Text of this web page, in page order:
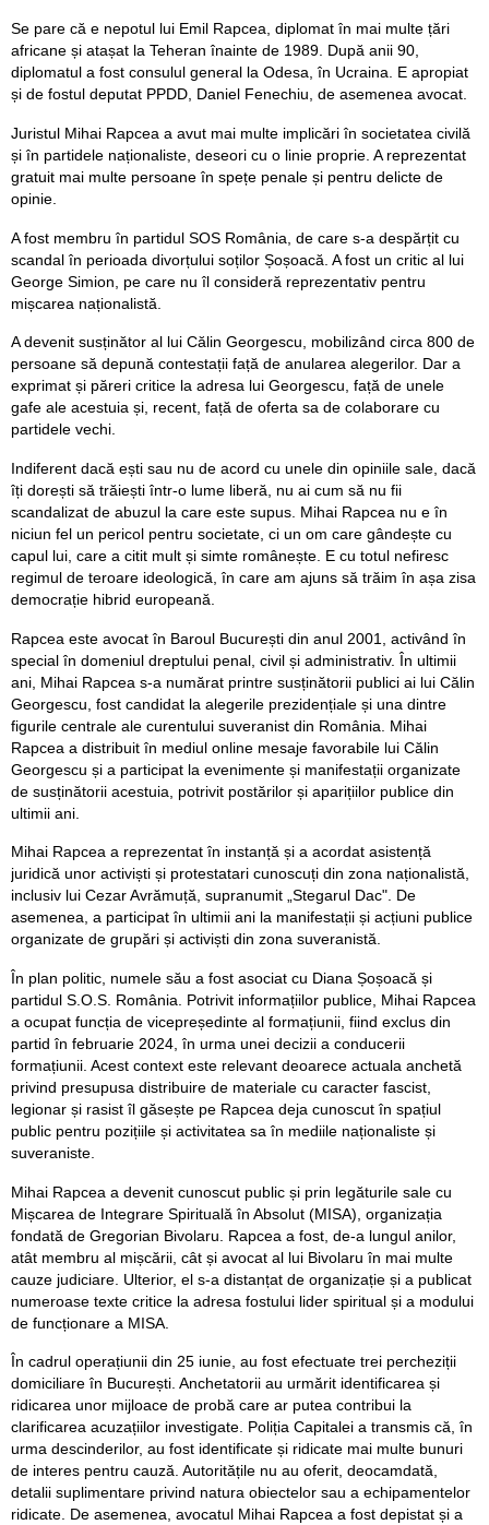
Se pare că e nepotul lui Emil Rapcea, diplomat în mai multe țări
africane și atașat la Teheran înainte de 1989. După anii 90,
diplomatul a fost consulul general la Odesa, în Ucraina. E apropiat
și de fostul deputat PPDD, Daniel Fenechiu, de asemenea avocat.
Juristul Mihai Rapcea a avut mai multe implicări în societatea civilă
și în partidele naționaliste, deseori cu o linie proprie. A reprezentat
gratuit mai multe persoane în spețe penale și pentru delicte de
opinie.
A fost membru în partidul SOS România, de care s-a despărțit cu
scandal în perioada divorțului soților Șoșoacă. A fost un critic al lui
George Simion, pe care nu îl consideră reprezentativ pentru
mișcarea naționalistă.
A devenit susținător al lui Călin Georgescu, mobilizând circa 800 de
persoane să depună contestații față de anularea alegerilor. Dar a
exprimat și păreri critice la adresa lui Georgescu, față de unele
gafe ale acestuia și, recent, față de oferta sa de colaborare cu
partidele vechi.
Indiferent dacă ești sau nu de acord cu unele din opiniile sale, dacă
îți dorești să trăiești într-o lume liberă, nu ai cum să nu fii
scandalizat de abuzul la care este supus. Mihai Rapcea nu e în
niciun fel un pericol pentru societate, ci un om care gândește cu
capul lui, care a citit mult și simte românește. E cu totul nefiresc
regimul de teroare ideologică, în care am ajuns să trăim în așa zisa
democrație hibrid europeană.
Rapcea este avocat în Baroul București din anul 2001, activând în
special în domeniul dreptului penal, civil și administrativ. În ultimii
ani, Mihai Rapcea s-a numărat printre susținătorii publici ai lui Călin
Georgescu, fost candidat la alegerile prezidențiale și una dintre
figurile centrale ale curentului suveranist din România. Mihai
Rapcea a distribuit în mediul online mesaje favorabile lui Călin
Georgescu și a participat la evenimente și manifestații organizate
de susținătorii acestuia, potrivit postărilor și aparițiilor publice din
ultimii ani.
Mihai Rapcea a reprezentat în instanță și a acordat asistență
juridică unor activiști și protestatari cunoscuți din zona naționalistă,
inclusiv lui Cezar Avrămuță, supranumit „Stegarul Dac". De
asemenea, a participat în ultimii ani la manifestații și acțiuni publice
organizate de grupări și activiști din zona suveranistă.
În plan politic, numele său a fost asociat cu Diana Șoșoacă și
partidul S.O.S. România. Potrivit informațiilor publice, Mihai Rapcea
a ocupat funcția de vicepreședinte al formațiunii, fiind exclus din
partid în februarie 2024, în urma unei decizii a conducerii
formațiunii. Acest context este relevant deoarece actuala anchetă
privind presupusa distribuire de materiale cu caracter fascist,
legionar și rasist îl găsește pe Rapcea deja cunoscut în spațiul
public pentru pozițiile și activitatea sa în mediile naționaliste și
suveraniste.
Mihai Rapcea a devenit cunoscut public și prin legăturile sale cu
Mișcarea de Integrare Spirituală în Absolut (MISA), organizația
fondată de Gregorian Bivolaru. Rapcea a fost, de-a lungul anilor,
atât membru al mișcării, cât și avocat al lui Bivolaru în mai multe
cauze judiciare. Ulterior, el s-a distanțat de organizație și a publicat
numeroase texte critice la adresa fostului lider spiritual și a modului
de funcționare a MISA.
În cadrul operațiunii din 25 iunie, au fost efectuate trei percheziții
domiciliare în București. Anchetatorii au urmărit identificarea și
ridicarea unor mijloace de probă care ar putea contribui la
clarificarea acuzațiilor investigate. Poliția Capitalei a transmis că, în
urma descinderilor, au fost identificate și ridicate mai multe bunuri
de interes pentru cauză. Autoritățile nu au oferit, deocamdată,
detalii suplimentare privind natura obiectelor sau a echipamentelor
ridicate. De asemenea, avocatul Mihai Rapcea a fost depistat și a